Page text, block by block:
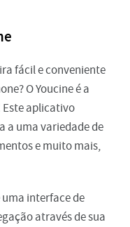
fácil e conveniente
O Youcine é a
Este aplicativo
a uma variedade de
e muito mais,
uma interface de
através de sua